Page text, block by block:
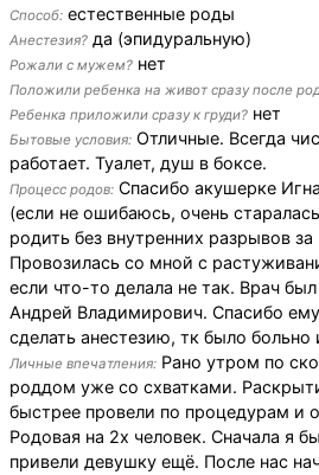
Способ: естественные роды
Анестезия? да (эпидуральную)
Рожали с мужем? нет
Положили ребенка на живот сразу после
Ребенка приложили сразу к груди? нет
Бытовые условия: Отличные. Всегда
работает. Туалет, душ в боксе.
Процесс родов: Спасибо акушерке
(если не ошибаюсь, очень
родить без внутренних разрывов за
Провозилась со мной с
если что-то делала не так. Врач
Андрей Владимирович. Спасибо
сделать анестезию, тк было больно
Личные впечатления: Рано утром по
роддом уже со схватками.
быстрее провели по процедурам и
Родовая на 2х человек. Сначала я
привели девушку ещё. После нас